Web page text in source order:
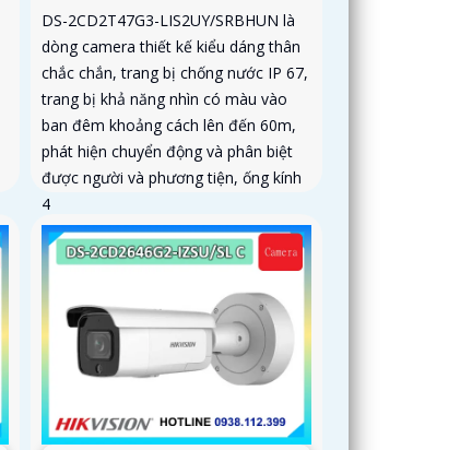
DS-2CD2T47G3-LIS2UY/SRBHUN là
dòng camera thiết kế kiểu dáng thân
chắc chắn, trang bị chống nước IP 67,
trang bị khả năng nhìn có màu vào
ban đêm khoảng cách lên đến 60m,
phát hiện chuyển động và phân biệt
được người và phương tiện, ống kính
4